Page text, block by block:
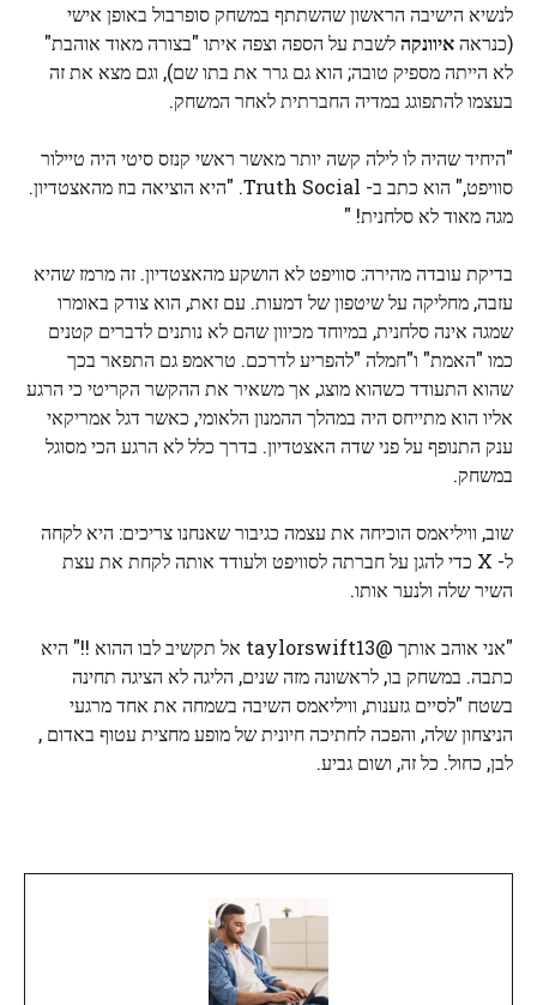
לנשיא הישיבה הראשון שהשתתף במשחק סופרבול באופן אישי
(כנראהאיוונקהלשבת על הספה וצפה איתו "בצורה מאוד אוהבת"
לא הייתה מספיק טובה; הוא גם גרר את בתו שם), וגם מצא את זה
בעצמו להתפוגג במדיה החברתית לאחר המשחק.
"היחיד שהיה לו לילה קשה יותר מאשר ראשי קנזס סיטי היה טיילור
סוויפט," הוא כתב ב- Truth Social. "היא הוציאה בוז מהאצטדיון.
מגה מאוד לא סלחנית! "
בדיקת עובדה מהירה: סוויפט לא הושקע מהאצטדיון. זה מרמז שהיא
עזבה, מחליקה על שיטפון של דמעות. עם זאת, הוא צודק באומרו
שמגה אינה סלחנית, במיוחד מכיוון שהם לא נותנים לדברים קטנים
כמו "האמת" ו"חמלה "להפריע לדרכם. טראמפ גם התפאר בכך
שהוא התעודד כשהוא מוצג, אך משאיר את ההקשר הקריטי כי הרגע
אליו הוא מתייחס היה במהלך ההמנון הלאומי, כאשר דגל אמריקאי
ענק התנופף על פני שדה האצטדיון. בדרך כלל לא הרגע הכי מסוגל
במשחק.
שוב, וויליאמס הוכיחה את עצמה כגיבור שאנחנו צריכים: היא לקחה
ל- X כדי להגן על חברתה לסוויפט ולעודד אותה לקחת את עצת
השיר שלה ולנער אותו.
"אני אוהב אותך @taylorswift13 אל תקשיב לבו ההוא !!" היא
כתבה. במשחק בו, לראשונה מזה שנים, הליגה לא הציגה תחינה
בשטח "לסיים גזענות, וויליאמס השיבה בשמחה את אחד מרגעי
הניצחון שלה, והפכה לחתיכה חיונית של מופע מחצית עטוף באדום ,
לבן, כחול. כל זה, ושום גביע.